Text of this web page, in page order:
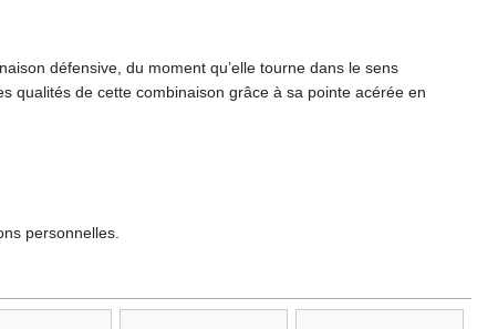
défensive, du moment qu’elle tourne dans le sens
qualités de cette combinaison grâce à sa pointe acérée en
personnelles.